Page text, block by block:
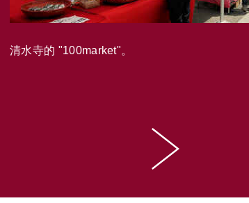
清水寺的 "100market"。